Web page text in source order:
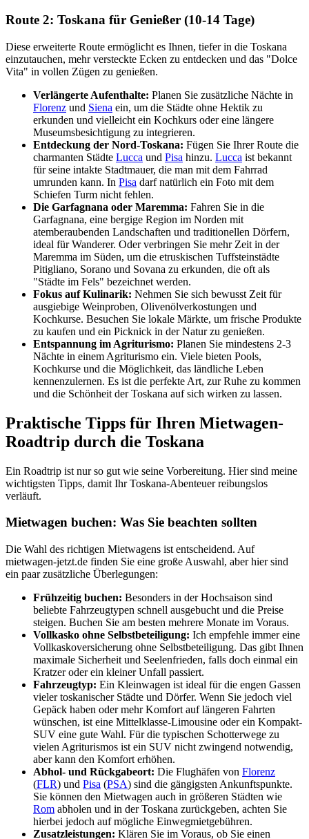
Route 2: Toskana für Genießer (10-14 Tage)
Diese erweiterte Route ermöglicht es Ihnen, tiefer in die Toskana
einzutauchen, mehr versteckte Ecken zu entdecken und das "Dolce
Vita" in vollen Zügen zu genießen.
Verlängerte Aufenthalte: Planen Sie zusätzliche Nächte in
Florenz und Siena ein, um die Städte ohne Hektik zu
erkunden und vielleicht ein Kochkurs oder eine längere
Museumsbesichtigung zu integrieren.
Entdeckung der Nord-Toskana: Fügen Sie Ihrer Route die
charmanten Städte Lucca und Pisa hinzu. Lucca ist bekannt
für seine intakte Stadtmauer, die man mit dem Fahrrad
umrunden kann. In Pisa darf natürlich ein Foto mit dem
Schiefen Turm nicht fehlen.
Die Garfagnana oder Maremma: Fahren Sie in die
Garfagnana, eine bergige Region im Norden mit
atemberaubenden Landschaften und traditionellen Dörfern,
ideal für Wanderer. Oder verbringen Sie mehr Zeit in der
Maremma im Süden, um die etruskischen Tuffsteinstädte
Pitigliano, Sorano und Sovana zu erkunden, die oft als
"Städte im Fels" bezeichnet werden.
Fokus auf Kulinarik: Nehmen Sie sich bewusst Zeit für
ausgiebige Weinproben, Olivenölverkostungen und
Kochkurse. Besuchen Sie lokale Märkte, um frische Produkte
zu kaufen und ein Picknick in der Natur zu genießen.
Entspannung im Agriturismo: Planen Sie mindestens 2-3
Nächte in einem Agriturismo ein. Viele bieten Pools,
Kochkurse und die Möglichkeit, das ländliche Leben
kennenzulernen. Es ist die perfekte Art, zur Ruhe zu kommen
und die Schönheit der Toskana auf sich wirken zu lassen.
Praktische Tipps für Ihren Mietwagen-
Roadtrip durch die Toskana
Ein Roadtrip ist nur so gut wie seine Vorbereitung. Hier sind meine
wichtigsten Tipps, damit Ihr Toskana-Abenteuer reibungslos
verläuft.
Mietwagen buchen: Was Sie beachten sollten
Die Wahl des richtigen Mietwagens ist entscheidend. Auf
mietwagen-jetzt.de finden Sie eine große Auswahl, aber hier sind
ein paar zusätzliche Überlegungen:
Frühzeitig buchen: Besonders in der Hochsaison sind
beliebte Fahrzeugtypen schnell ausgebucht und die Preise
steigen. Buchen Sie am besten mehrere Monate im Voraus.
Vollkasko ohne Selbstbeteiligung: Ich empfehle immer eine
Vollkaskoversicherung ohne Selbstbeteiligung. Das gibt Ihnen
maximale Sicherheit und Seelenfrieden, falls doch einmal ein
Kratzer oder ein kleiner Unfall passiert.
Fahrzeugtyp: Ein Kleinwagen ist ideal für die engen Gassen
vieler toskanischer Städte und Dörfer. Wenn Sie jedoch viel
Gepäck haben oder mehr Komfort auf längeren Fahrten
wünschen, ist eine Mittelklasse-Limousine oder ein Kompakt-
SUV eine gute Wahl. Für die typischen Schotterwege zu
vielen Agriturismos ist ein SUV nicht zwingend notwendig,
aber kann den Komfort erhöhen.
Abhol- und Rückgabeort: Die Flughäfen von Florenz
(FLR) und Pisa (PSA) sind die gängigsten Ankunftspunkte.
Sie können den Mietwagen auch in größeren Städten wie
Rom abholen und in der Toskana zurückgeben, achten Sie
hierbei jedoch auf mögliche Einwegmietgebühren.
Zusatzleistungen: Klären Sie im Voraus, ob Sie einen